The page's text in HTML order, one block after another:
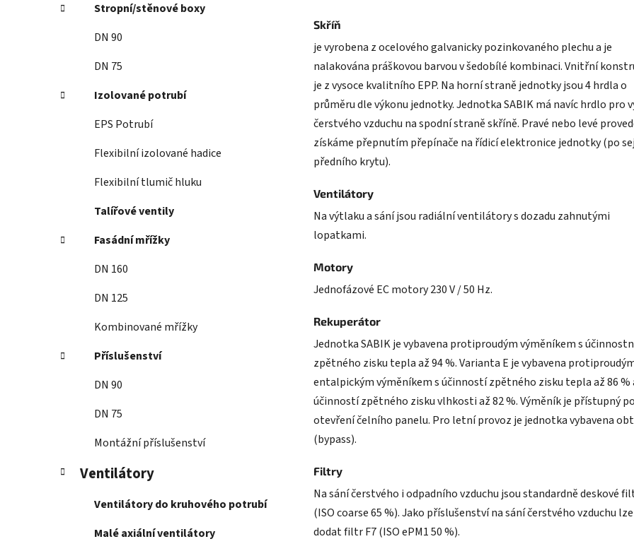
Stropní/stěnové boxy
DN 90
DN 75
Izolované potrubí
EPS Potrubí
Flexibilní izolované hadice
Flexibilní tlumič hluku
Talířové ventily
Fasádní mřížky
DN 160
DN 125
Kombinované mřížky
Příslušenství
DN 90
DN 75
Montážní příslušenství
Ventilátory
Ventilátory do kruhového potrubí
Malé axiální ventilátory
Skříň
je vyrobena z ocelového galvanicky pozinkovaného plechu a je
nalakována práškovou barvou v šedobílé kombinaci. Vnitřní
je z vysoce kvalitního EPP. Na horní straně jednotky jsou 4 hrdla o
průměru dle výkonu jednotky. Jednotka SABIK má navíc hrdlo pro
čerstvého vzduchu na spodní straně skříně. Pravé nebo levé
získáme přepnutím přepínače na řídicí elektronice jednotky (po
předního krytu).
Ventilátory
Na výtlaku a sání jsou radiální ventilátory s dozadu zahnutými
lopatkami.
Motory
Jednofázové EC motory 230 V / 50 Hz.
Rekuperátor
Jednotka SABIK je vybavena protiproudým výměníkem s
zpětného zisku tepla až 94 %. Varianta E je vybavena
entalpickým výměníkem s účinností zpětného zisku tepla až 86 %
účinností zpětného zisku vlhkosti až 82 %. Výměník je přístupný po
otevření čelního panelu. Pro letní provoz je jednotka vybavena
(bypass).
Filtry
Na sání čerstvého i odpadního vzduchu jsou standardně deskové
(ISO coarse 65 %). Jako příslušenství na sání čerstvého vzduchu lze
dodat filtr F7 (ISO ePM1 50 %).